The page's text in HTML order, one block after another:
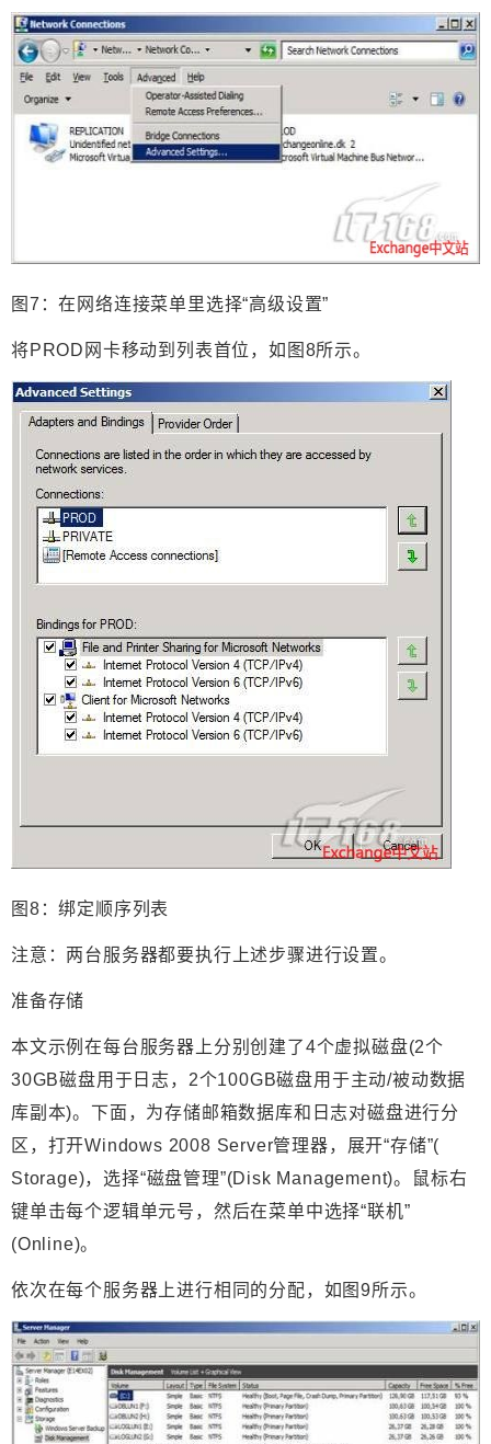
图7：在网络连接菜单里选择“高级设置”
将PROD网卡移动到列表首位，如图8所示。
图8：绑定顺序列表
注意：两台服务器都要执行上述步骤进行设置。
准备存储
本文示例在每台服务器上分别创建了4个虚拟磁盘(2个
30GB磁盘用于日志，2个100GB磁盘用于主动/被动数据
库副本)。下面，为存储邮箱数据库和日志对磁盘进行分
区，打开Windows 2008 Server管理器，展开“存储”(
Storage)，选择“磁盘管理”(Disk Management)。鼠标右
键单击每个逻辑单元号，然后在菜单中选择“联机”
(Online)。
依次在每个服务器上进行相同的分配，如图9所示。